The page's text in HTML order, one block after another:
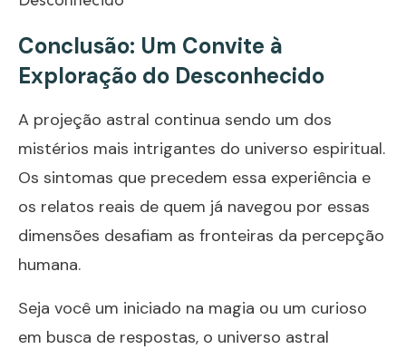
Conclusão: Um Convite à
Exploração do Desconhecido
A projeção astral continua sendo um dos
mistérios mais intrigantes do universo espiritual.
Os sintomas que precedem essa experiência e
os relatos reais de quem já navegou por essas
dimensões desafiam as fronteiras da percepção
humana.
Seja você um iniciado na magia ou um curioso
em busca de respostas, o universo astral